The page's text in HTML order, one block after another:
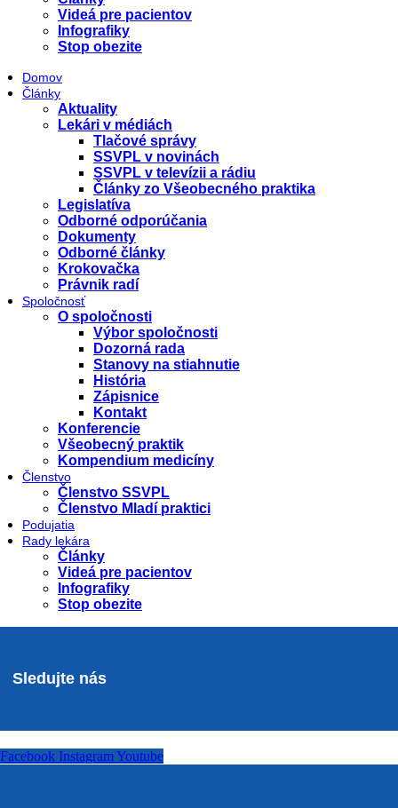
Videá pre pacientov
Infografiky
Stop obezite
Domov
Články
Aktuality
Lekári v médiách
Tlačové správy
SSVPL v novinách
SSVPL v televízii a rádiu
Články zo Všeobecného praktika
Legislatíva
Odborné odporúčania
Dokumenty
Odborné články
Krokovačka
Právnik radí
Spoločnosť
O spoločnosti
Výbor spoločnosti
Dozorná rada
Stanovy na stiahnutie
História
Zápisnice
Kontakt
Konferencie
Všeobecný praktik
Kompendium medicíny
Členstvo
Členstvo SSVPL
Členstvo Mladí praktici
Podujatia
Rady lekára
Články
Videá pre pacientov
Infografiky
Stop obezite
Sledujte nás
Facebook Instagram Youtube